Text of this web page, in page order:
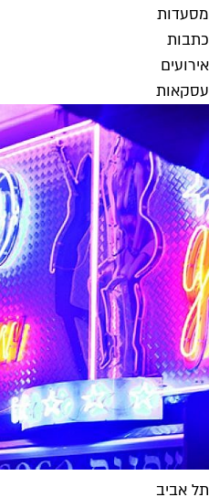
מסעדות
כתבות
אירועים
עסקאות
תל אביב